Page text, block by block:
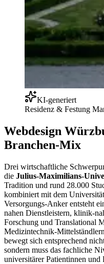
KI-generiert
Residenz & Festung
Webdesign
Branchen-Mix
Drei wirtschaftliche
die Julius-Maximilians-
Tradition und rund 28.000
kombiniert mit dem
Versorgungs-Anker entsteht
nahen Dienstleistern, klinik-
Forschung und Translational
Medizintechnik-
bewegt sich entsprechend
sondern muss das fachliche
universitärer Patientinnen und